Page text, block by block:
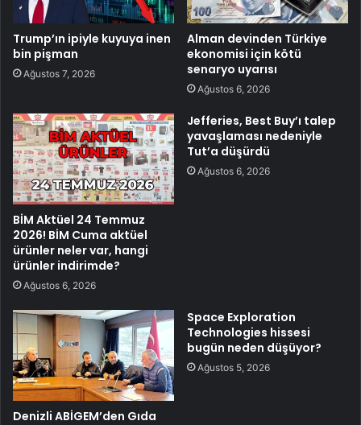
Trump’ın ipiyle kuyuya inen
bin pişman
Ağustos 7, 2026
Alman devinden Türkiye
ekonomisi için kötü
senaryo uyarısı
Ağustos 6, 2026
BİM Aktüel 24 Temmuz
2026! BİM Cuma aktüel
ürünler neler var, hangi
ürünler indirimde?
Ağustos 6, 2026
Jefferies, Best Buy’ı talep
yavaşlaması nedeniyle
Tut’a düşürdü
Ağustos 6, 2026
Denizli ABİGEM’den Gıda
Space Exploration
Technologies hissesi
bugün neden düşüyor?
Ağustos 5, 2026